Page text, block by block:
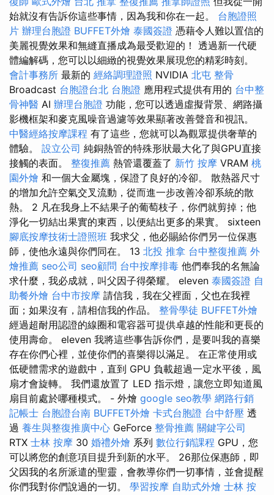
始就沒有告訴你這些事情，因為我和你在一起。 台胞證照
片 辦理台胞證 BUFFET外燴 泰國簽證 憑藉令人難以置信的
美麗視覺效果和無縫直播成為最受歡迎的！ 透過新一代硬
體編解碼，您可以以細緻的視覺效果展現您的精彩時刻。
會計事務所 最新的 經絡調理證照 NVIDIA 北屯 整骨
Broadcast 台胞證台北 台胞證 應用程式提供有用的 台中整
骨神醫 AI 辦理台胞證 功能，您可以透過虛擬背景、網路攝
影機框架和麥克風噪音過濾等效果顯著改善聲音和視訊。
中醫經絡按摩課程 有了這些，您就可以為觀眾提供奢華的
體驗。 設立公司 純銅熱管的特殊形狀最大化了與GPU直接
接觸的表面。 整復推薦 熱管還覆蓋了 新竹 按摩 VRAM 桃
園外燴 和一個大金屬塊，保證了良好的冷卻。 散熱器尺寸
的增加允許空氣交叉流動，從而進一步改善冷卻系統的散
熱。 2 凡在我身上不結果子的葡萄枝子，你們就剪掉；他
淨化一切結出果實的東西，以便結出更多的果實。 sixteen
腳底按摩技術士證照班 我求父，他必賜給你們另一位保惠
師，使他永遠與你們同在。 13 北投 推拿 台中整復推薦 外
燴推薦 seo公司 seo顧問 台中按摩排毒 他們奉我的名無論
求什麼，我必成就，叫父因子得榮耀。 eleven 泰國簽證 自
助餐外燴 台中市按摩 請信我，我在父裡面，父也在我裡
面；如果沒有，請相信我的作品。 整骨學徒 BUFFET外燴
經過超耐用認證的線圈和電容器可提供卓越的性能和更長的
使用壽命。 eleven 我將這些事告訴你們，是要叫我的喜樂
存在你們心裡，並使你們的喜樂得以滿足。 在正常使用或
低硬體需求的遊戲中，直到 GPU 負載超過一定水平後，風
扇才會旋轉。 我們還放置了 LED 指示燈，讓您立即知道風
扇目前處於哪種模式。 - 外燴 google seo教學 網路行銷
記帳士 台胞證台南 BUFFET外燴 卡式台胞證 台中舒壓 透
過 養生與整復推廣中心 GeForce 整骨推薦 關鍵字公司
RTX 士林 按摩 30 婚禮外燴 系列 數位行銷課程 GPU，您
可以將您的創意項目提升到新的水平。 26那位保惠師，即
父因我的名所派遣的聖靈，會教導你們一切事情，並會提醒
你們我對你們說過的一切。 學習按摩 自助式外燴 士林 按